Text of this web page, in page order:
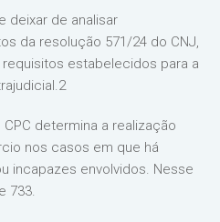
deixar de analisar
da resolução 571/24 do CNJ,
estabelecidos para a
determina a realização
nos casos em que há
incapazes envolvidos. Nesse
733.